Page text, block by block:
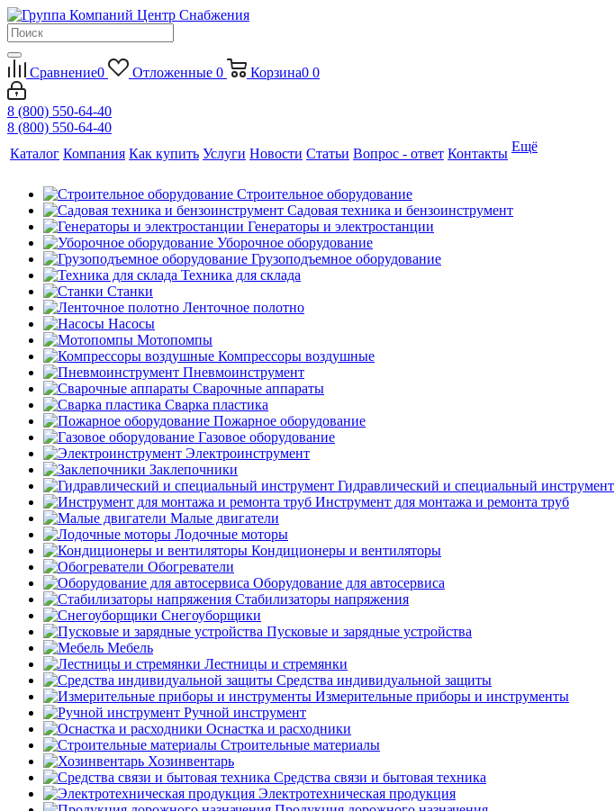
Сравнение0 Отложенные 0 Корзина0 0
8 (800) 550-64-40
8 (800) 550-64-40
Каталог Компания Как купить Услуги Новости Статьи Вопрос - ответ Контакты Ещё
Строительное оборудование
Садовая техника и бензоинструмент
Генераторы и электростанции
Уборочное оборудование
Грузоподъемное оборудование
Техника для склада
Станки
Ленточное полотно
Насосы
Мотопомпы
Компрессоры воздушные
Пневмоинструмент
Сварочные аппараты
Сварка пластика
Пожарное оборудование
Газовое оборудование
Электроинструмент
Заклепочники
Гидравлический и специальный инструмент
Инструмент для монтажа и ремонта труб
Малые двигатели
Лодочные моторы
Кондиционеры и вентиляторы
Обогреватели
Оборудование для автосервиса
Стабилизаторы напряжения
Снегоуборщики
Пусковые и зарядные устройства
Мебель
Лестницы и стремянки
Средства индивидуальной защиты
Измерительные приборы и инструменты
Ручной инструмент
Оснастка и расходники
Строительные материалы
Хозинвентарь
Средства связи и бытовая техника
Электротехническая продукция